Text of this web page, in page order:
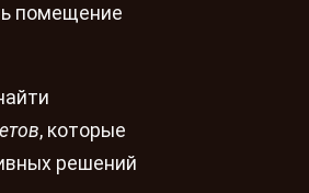
помещение
, которые
решений